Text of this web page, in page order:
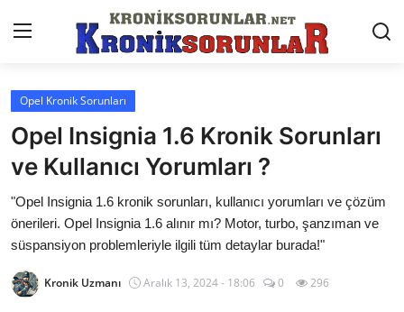
Anasayfa
Markalar
İletişim
Trafik & Cezalar
Sigorta & Kasko
Opel Kronik Sorunları
Opel Insignia 1.6 Kronik Sorunları
ve Kullanıcı Yorumları ?
"Opel Insignia 1.6 kronik sorunları, kullanıcı yorumları ve çözüm
önerileri. Opel Insignia 1.6 alınır mı? Motor, turbo, şanzıman ve
süspansiyon problemleriyle ilgili tüm detaylar burada!"
Kronik Uzmanı Aralık 13, 2024 - 18:06 0 296